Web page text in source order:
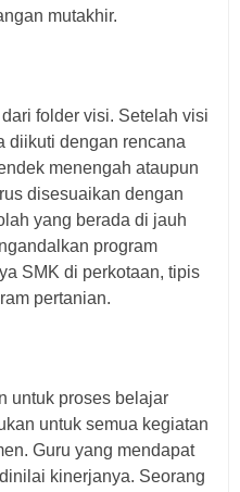
mutakhir.
folder visi. Setelah visi
diikuti dengan rencana
menengah ataupun
disesuaikan dengan
yang berada di jauh
program
SMK di perkotaan, tipis
pertanian.
untuk proses belajar
untuk semua kegiatan
Guru yang mendapat
kinerjanya. Seorang